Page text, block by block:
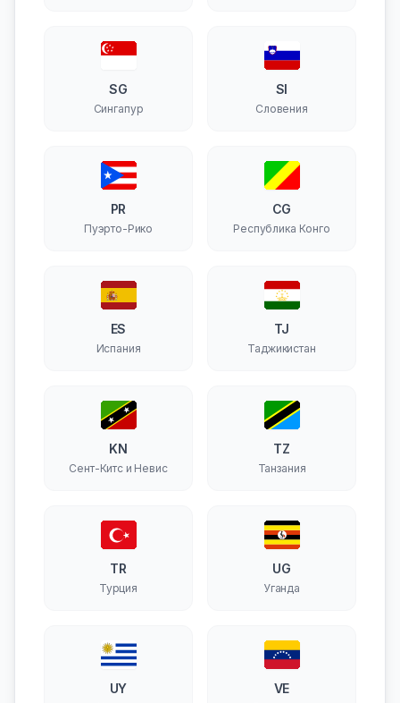
SG
Сингапур
SI
Словения
PR
Пуэрто-Рико
CG
Республика Конго
ES
Испания
TJ
Таджикистан
KN
Сент-Китс и Невис
TZ
Танзания
TR
Турция
UG
Уганда
UY VE